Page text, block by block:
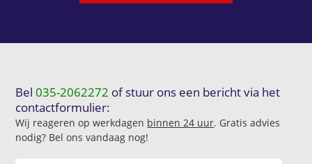
Bel035-2062272 of stuur ons een bericht via het
contactformulier:
Wij reageren op werkdagen binnen 24 uur. Gratis advies
nodig? Bel ons vandaag nog!